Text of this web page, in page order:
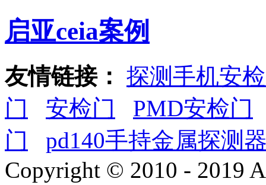
启亚ceia案例
友情链接： 探测手机安
门
安检门
PMD安检门
门
pd140手持金属探测
Copyright © 2010 - 2019